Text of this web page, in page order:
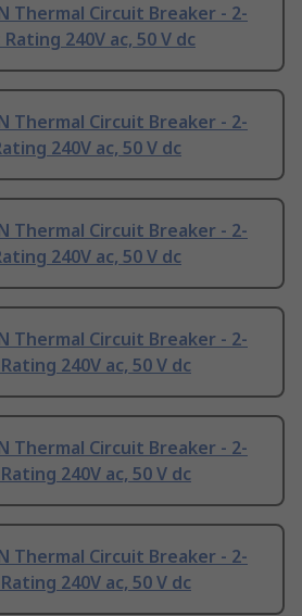
Thermal Circuit Breaker - 2-
240V ac, 50 V dc
Thermal Circuit Breaker - 2-
240V ac, 50 V dc
Thermal Circuit Breaker - 2-
240V ac, 50 V dc
Thermal Circuit Breaker - 2-
240V ac, 50 V dc
Thermal Circuit Breaker - 2-
240V ac, 50 V dc
Thermal Circuit Breaker - 2-
240V ac, 50 V dc